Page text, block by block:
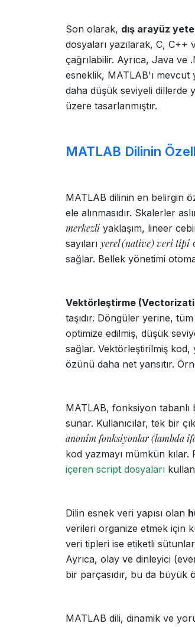
Son olarak, dış arayüz
dosyaları yazılarak, C,
çağrılabilir. Ayrıca, Java ve
esneklik, MATLAB'ı mevcut
daha düşük seviyeli dillerde
üzere tasarlanmıştır.
MATLAB Dilinin
MATLAB dilinin en belirgin
ele alınmasıdır. Skalerler
merkezli yaklaşım, lineer
sayıları yerel (native) veri tipi
sağlar. Bellek yönetimi
Vektörleştirme
taşıdır. Döngüler yerine,
optimize edilmiş, düşük
sağlar. Vektörleştirilmiş kod,
özünü daha net yansıtır.
MATLAB, fonksiyon
sunar. Kullanıcılar, tek bir
anonim fonksiyonlar (lambda
kod yazmayı mümkün
içeren script dosyaları
Dilin esnek veri yapısı olan
verileri organize etmek için
veri tipleri ise etiketli
Ayrıca, olay ve dinleyici
bir parçasıdır, bu da büyük
MATLAB dili, dinamik ve